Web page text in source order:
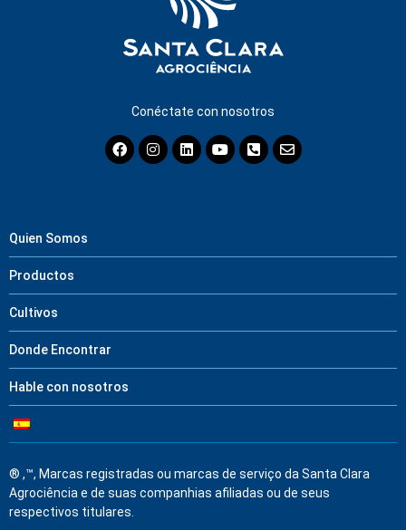
Conéctate con nosotros
Quien Somos
Productos
Cultivos
Donde Encontrar
Hable con nosotros
® ,™, Marcas registradas ou marcas de serviço da Santa Clara
Agrociência e de suas companhias afiliadas ou de seus
respectivos titulares.